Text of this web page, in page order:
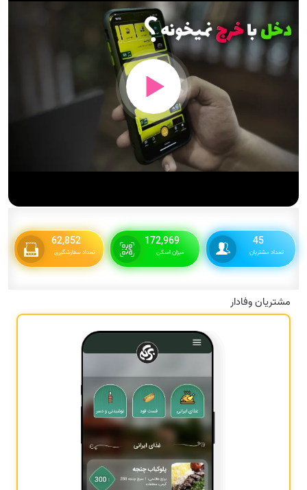
45
تعداد مشتریان
172,969
میزان اسکن
62,852
تعداد سفارشگیری
مشتریان وفادار